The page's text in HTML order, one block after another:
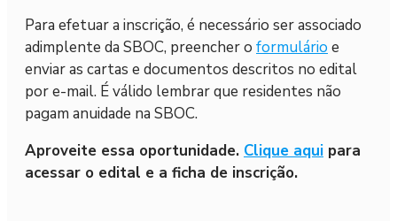
Para efetuar a inscrição, é necessário ser associado
adimplente da SBOC, preencher o formulário e
enviar as cartas e documentos descritos no edital
por e-mail. É válido lembrar que residentes não
pagam anuidade na SBOC.
Aproveite essa oportunidade. Clique aqui para
acessar o edital e a ficha de inscrição.